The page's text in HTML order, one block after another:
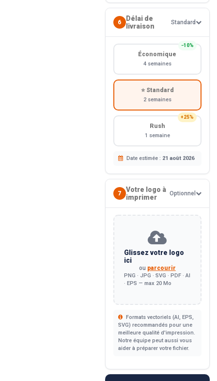
6
Délai de
livraison
Standard
−10%
Économique
4 semaines
⭐ Standard
2 semaines
+25%
Rush
1 semaine
Date estimée : 21 août 2026
7
Votre logo à
imprimer
Optionnel
Glissez votre logo
ici
ou parcourir
PNG · JPG · SVG · PDF · AI
· EPS — max 20 Mo
Formats vectoriels (AI, EPS,
SVG) recommandés pour une
meilleure qualité d'impression.
Notre équipe peut aussi vous
aider à préparer votre fichier.